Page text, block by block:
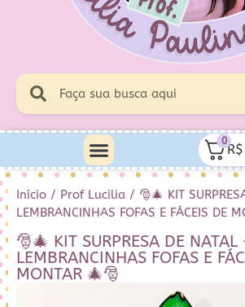
0
R$
Início / Prof Lucilia / 🎅🎄 KIT
LEMBRANCINHAS FOFAS E FÁCEIS DE
🎅🎄 KIT SURPRESA DE NATAL
LEMBRANCINHAS FOFAS E
MONTAR 🎄🎅